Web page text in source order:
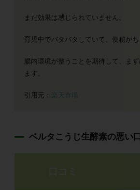
まだ効果は感じられていません。
育児中でバタバタしていて、便秘がち
腸内環境が整うことを期待して、ま
ます。
引用元： 楽天市場
ベルタこうじ生酵素の悪い